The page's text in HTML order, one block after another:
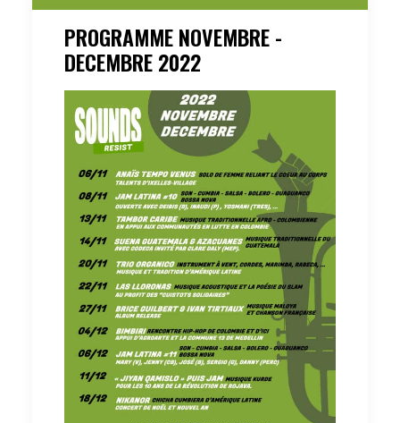
PROGRAMME NOVEMBRE -
DECEMBRE 2022